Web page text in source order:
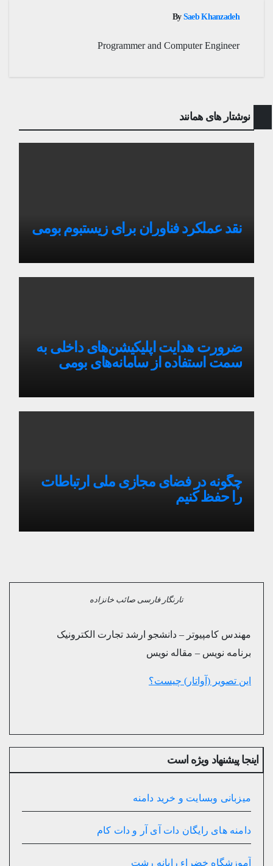
By Saeb Khanzadeh
Programmer and Computer Engineer
نوشتار های همانند
نقد عملکرد فناوران برای زیستبوم بومی
ضرورت هدایت اپلیکیشن‌های داخلی به
سمت استفاده از سامانه‌های بومی
چگونه در فضای مجازی ملی ارتباطات
را حفظ کنیم
تارنگار فارسی صائب خانزاده
مهندس کامپیوتر – دانشجو ارشد تجارت الکترونیک
برنامه نویس – مقاله نویس
این تصویر (آواتار) چیست؟
اینجا پیشنهاد ویژه است
میزبانی وبسایت و خرید دامنه
دامنه های رایگان دات آی آر و دات کام
آموزشگاه خضراء رایانه رشت